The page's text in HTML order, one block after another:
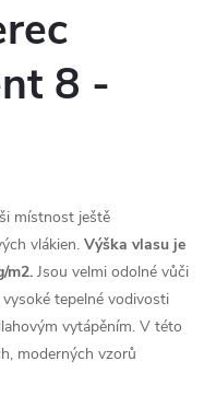
8 -
místnost ještě
vlákien. Výška vlasu je
m2. Jsou velmi odolné vůči
tepelné vodivosti
vytápěním. V této
moderných vzorů